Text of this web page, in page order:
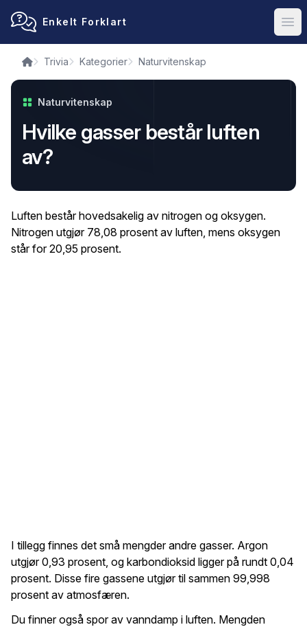
Enkelt Forklart
Trivia Kategorier Naturvitenskap
Naturvitenskap
Hvilke gasser består luften
av?
Luften består hovedsakelig av nitrogen og oksygen.
Nitrogen utgjør 78,08 prosent av luften, mens oksygen
står for 20,95 prosent.
I tillegg finnes det små mengder andre gasser. Argon
utgjør 0,93 prosent, og karbondioksid ligger på rundt 0,04
prosent. Disse fire gassene utgjør til sammen 99,998
prosent av atmosfæren.
Du finner også spor av vanndamp i luften. Mengden